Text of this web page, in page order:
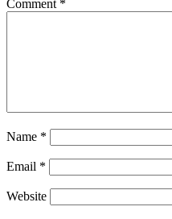
Comment *
Name *
Email *
Website